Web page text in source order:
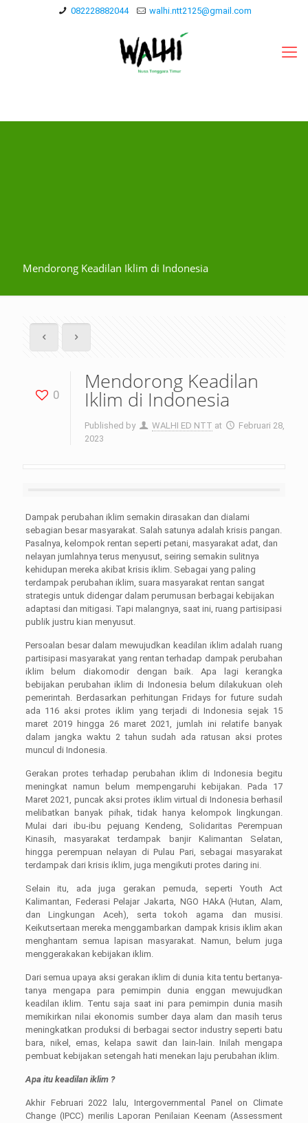
082228882044 walhi.ntt2125@gmail.com
Mendorong Keadilan Iklim di Indonesia
0
Mendorong Keadilan
Iklim di Indonesia
Published by WALHI ED NTT at
Februari 28,
2023
Dampak perubahan iklim semakin dirasakan dan dialami
sebagian besar masyarakat. Salah satunya adalah krisis pangan.
Pasalnya, kelompok rentan seperti petani, masyarakat adat, dan
nelayan jumlahnya terus menyusut, seiring semakin sulitnya
kehidupan mereka akibat krisis iklim. Sebagai yang paling
terdampak perubahan iklim, suara masyarakat rentan sangat
strategis untuk didengar dalam perumusan berbagai kebijakan
adaptasi dan mitigasi. Tapi malangnya, saat ini, ruang partisipasi
publik justru kian menyusut.
Persoalan besar dalam mewujudkan keadilan iklim adalah ruang
partisipasi masyarakat yang rentan terhadap dampak perubahan
iklim belum diakomodir dengan baik. Apa lagi kerangka
bebijakan perubahan iklim di Indonesia belum dilakukuan oleh
pemerintah. Berdasarkan perhitungan Fridays for future sudah
ada 116 aksi protes iklim yang terjadi di Indonesia sejak 15
maret 2019 hingga 26 maret 2021, jumlah ini relatife banyak
dalam jangka waktu 2 tahun sudah ada ratusan aksi protes
muncul di Indonesia.
Gerakan protes terhadap perubahan iklim di Indonesia begitu
meningkat namun belum mempengaruhi kebijakan. Pada 17
Maret 2021, puncak aksi protes iklim virtual di Indonesia berhasil
melibatkan banyak pihak, tidak hanya kelompok lingkungan.
Mulai dari ibu-ibu pejuang Kendeng, Solidaritas Perempuan
Kinasih, masyarakat terdampak banjir Kalimantan Selatan,
hingga perempuan nelayan di Pulau Pari, sebagai masyarakat
terdampak dari krisis iklim, juga mengikuti protes daring ini.
Selain itu, ada juga gerakan pemuda, seperti Youth Act
Kalimantan, Federasi Pelajar Jakarta, NGO HAkA (Hutan, Alam,
dan Lingkungan Aceh), serta tokoh agama dan musisi.
Keikutsertaan mereka menggambarkan dampak krisis iklim akan
menghantam semua lapisan masyarakat. Namun, belum juga
menggerakakan kebijakan iklim.
Dari semua upaya aksi gerakan iklim di dunia kita tentu bertanya-
tanya mengapa para pemimpin dunia enggan mewujudkan
keadilan iklim. Tentu saja saat ini para pemimpin dunia masih
memikirkan nilai ekonomis sumber daya alam dan masih terus
meningkatkan produksi di berbagai sector industry seperti batu
bara, nikel, emas, kelapa sawit dan lain-lain. Inilah mengapa
pembuat kebijakan setengah hati menekan laju perubahan iklim.
Apa itu keadilan iklim ?
Akhir Februari 2022 lalu, Intergovernmental Panel on Climate
Change (IPCC) merilis Laporan Penilaian Keenam (Assessment